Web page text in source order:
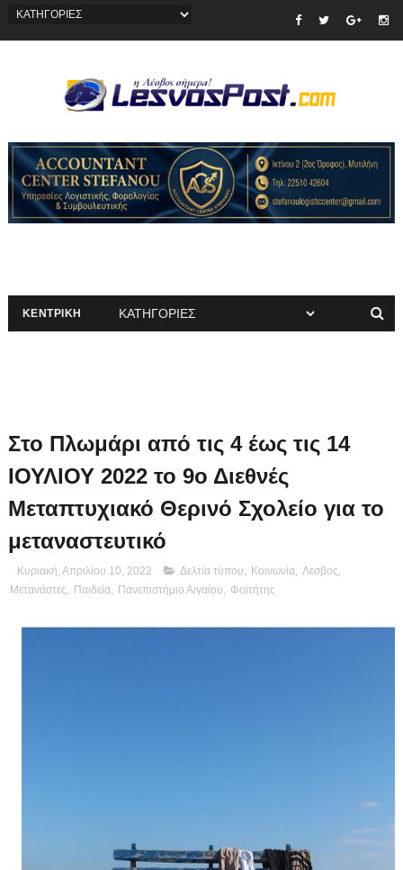
ΚΕΝΤΡΙΚΗ
Στο Πλωμάρι από τις 4 έως τις 14
ΙΟΥΛΙΟΥ 2022 το 9ο Διεθνές
Μεταπτυχιακό Θερινό Σχολείο για το
μεταναστευτικό
Κυριακή, Απριλίου 10, 2022 Δελτία τύπου Κοινωνία, Λεσβος
Μετανάστες
Παιδεία, Πανεπιστήμιο Αιγαίου Φοιτήτης